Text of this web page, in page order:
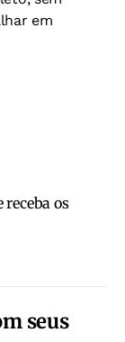
em
receba os
seus